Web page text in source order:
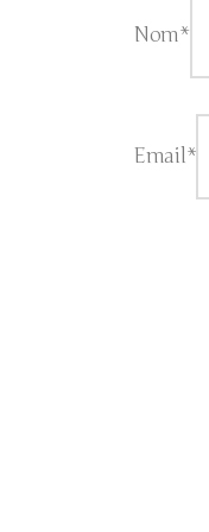
Nom*
Email*